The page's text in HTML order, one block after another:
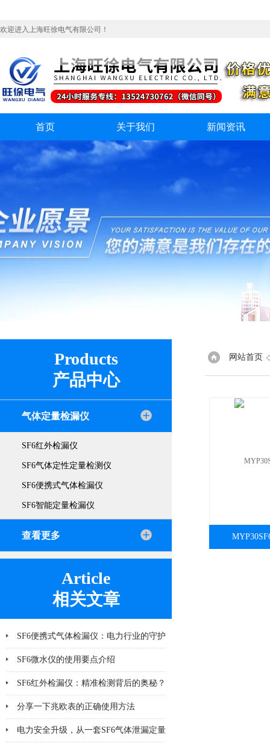
欢迎进入上海旺徐电气有限公司！
首页 关于我们 新闻资讯
Products
产品中心
气体定量检漏仪
SF6红外检漏仪
SF6气体定性定量检测仪
SF6便携式气体检漏仪
SF6智能定量检漏仪
查看更多
Article
相关文章
SF6便携式气体检漏仪：电力行业的守护
神
SF6微水仪的使用要点介绍
SF6红外检漏仪：精准检测背后的奥秘？
分享一下兆欧表的正确使用方法
电力安全升级，从一套SF6气体泄漏定量
网站首页